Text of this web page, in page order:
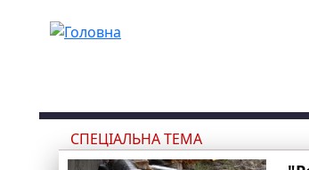
СПЕЦІАЛЬНА ТЕМА